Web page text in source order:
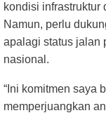
kondisi infrastruktur
Namun, perlu
apalagi status jalan
nasional.
“Ini komitmen saya
memperjuangkan